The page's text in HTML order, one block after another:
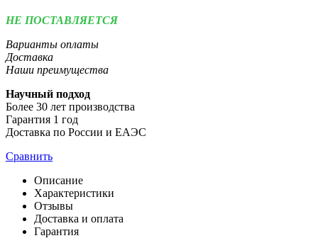
НЕ ПОСТАВЛЯЕТСЯ
Варианты оплаты
Доставка
Наши преимущества
Научный подход
Более 30 лет производства
Гарантия 1 год
Доставка по России и ЕАЭС
Сравнить
Описание
Характеристики
Отзывы
Доставка и оплата
Гарантия